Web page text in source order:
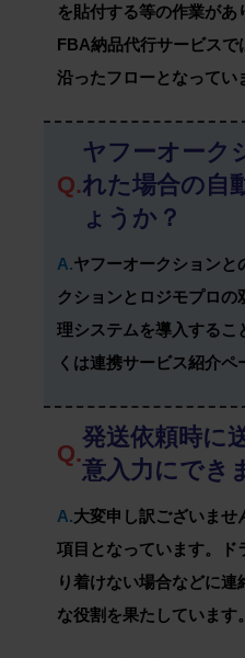
を貼付する等の作業が
FBA納品代行サービス
沿ったフローとなってい
Q.
ヤフーオーク
れた場合の自
ょうか？
A.ヤフーオークションと
クションとロジモプロ
理システムを導入するこ
くは連携サービス紹介ペ
Q.
発送依頼時に
意入力にでき
A.大変申し訳ございませ
項目となっています。ド
り着けない場合などに
な役割を果たしています。